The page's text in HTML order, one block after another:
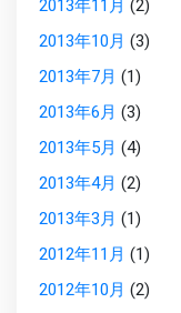
2013年11月 (2)
2013年10月 (3)
2013年7月 (1)
2013年6月 (3)
2013年5月 (4)
2013年4月 (2)
2013年3月 (1)
2012年11月 (1)
2012年10月 (2)